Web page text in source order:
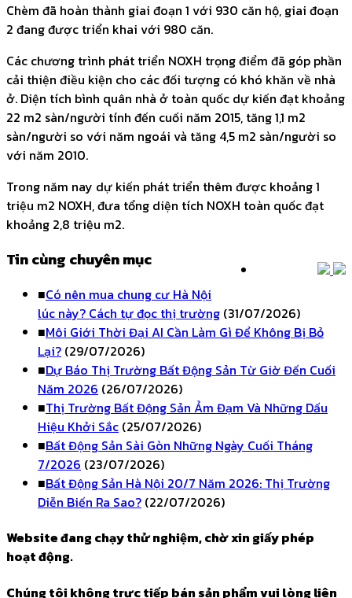
Chèm đã hoàn thành giai đoạn 1 với 930 căn hộ, giai đoạn
2 đang được triển khai với 980 căn.
Các chương trình phát triển NOXH trọng điểm đã góp phần
cải thiện điều kiện cho các đối tượng có khó khăn về nhà
ở. Diện tích bình quân nhà ở toàn quốc dự kiến đạt khoảng
22 m2 sàn/người tính đến cuối năm 2015, tăng 1,1 m2
sàn/người so với năm ngoái và tăng 4,5 m2 sàn/người so
với năm 2010.
Trong năm nay dự kiến phát triển thêm được khoảng 1
triệu m2 NOXH, đưa tổng diện tích NOXH toàn quốc đạt
khoảng 2,8 triệu m2.
Tin cùng chuyên mục
■Có nên mua chung cư Hà Nội
lúc này? Cách tự đọc thị trường (31/07/2026)
■Môi Giới Thời Đại AI Cần Làm Gì Để Không Bị Bỏ
Lại? (29/07/2026)
■Dự Báo Thị Trường Bất Động Sản Từ Giờ Đến Cuối
Năm 2026 (26/07/2026)
■Thị Trường Bất Động Sản Ảm Đạm Và Những Dấu
Hiệu Khởi Sắc (25/07/2026)
■Bất Động Sản Sài Gòn Những Ngày Cuối Tháng
7/2026 (23/07/2026)
■Bất Động Sản Hà Nội 20/7 Năm 2026: Thị Trường
Diễn Biến Ra Sao? (22/07/2026)
Website đang chạy thử nghiệm, chờ xin giấy phép
hoạt động.
Chúng tôi không trực tiếp bán sản phẩm vui lòng liên